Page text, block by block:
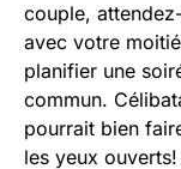
couple,
avec votre
planifier une
commun.
pourrait bien
les yeux ouverts!